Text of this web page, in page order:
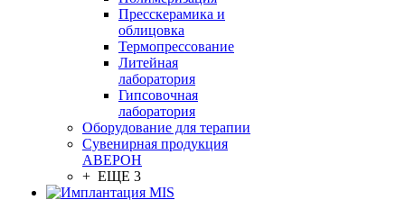
Пресскерамика и
облицовка
Термопрессование
Литейная
лаборатория
Гипсовочная
лаборатория
Оборудование для терапии
Сувенирная продукция
АВЕРОН
+ ЕЩЕ 3